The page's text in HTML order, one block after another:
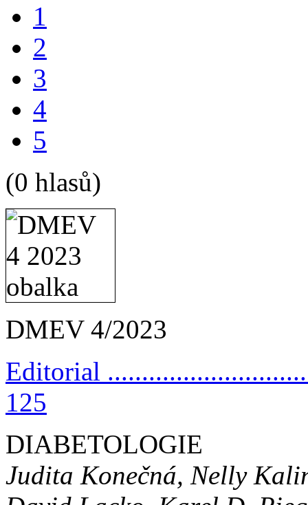
1
2
3
4
5
(0 hlasů)
DMEV 4/2023
Editorial
125
DIABETOLOGIE
Judita Konečná, Nelly